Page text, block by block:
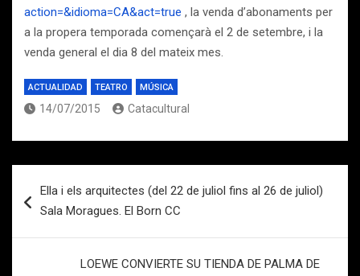
action=&idioma=CA&act=true , la venda d’abonaments per
a la propera temporada començarà el 2 de setembre, i la
venda general el dia 8 del mateix mes.
ACTUALIDAD TEATRO MÚSICA
14/07/2015 Catacultural
de
Ella i els arquitectes (del 22 de juliol fins al 26 de juliol)
Sala Moragues. El Born CC
LOEWE CONVIERTE SU TIENDA DE PALMA DE